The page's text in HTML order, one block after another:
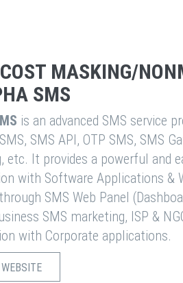
MASKING/
SMS
is an advanced SMS service
SMS API, OTP SMS, SMS
etc. It provides a powerful and
with Software Applications &
SMS Web Panel
SMS marketing, ISP &
with Corporate applications.